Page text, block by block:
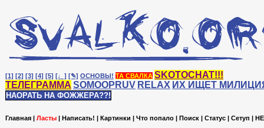
[1] [2] [3] [4] [5] [♩] [✎] ОСНОВЫ! ТА СВАЛКА SKOTOCHAT!!!
ТЕЛЕГРАММА SOMOOPRUV RELAX ИХ ИЩЕТ
НАОРАТЬ НА ФОЖЖЕРА??!
Главная | Ласты | Написать! | Картинки | Что попало | Поиск | Статус | Сетуп |